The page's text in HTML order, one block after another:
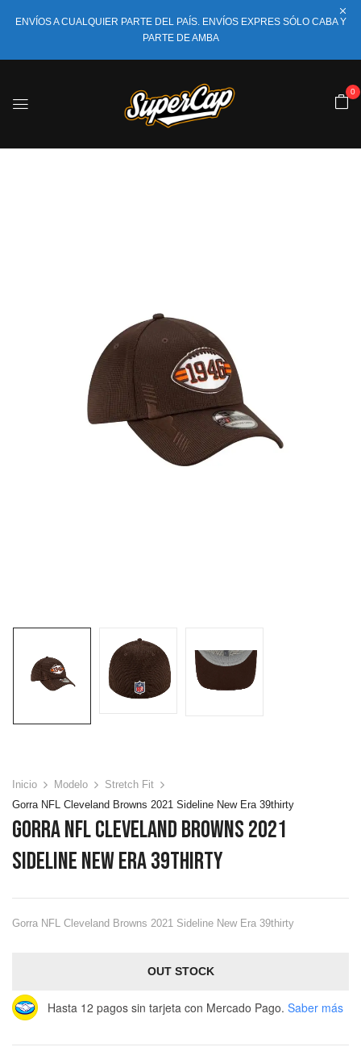
ENVÍOS A CUALQUIER PARTE DEL PAÍS. ENVÍOS EXPRES SÓLO CABA Y
PARTE DE AMBA
0
Inicio Modelo
Stretch Fit
Gorra NFL Cleveland Browns 2021 Sideline New Era 39thirty
Gorra NFL Cleveland Browns 2021
Sideline New Era 39thirty
Gorra NFL Cleveland Browns 2021 Sideline New Era 39thirty
OUT STOCK
Hasta 12 pagos sin tarjeta con Mercado Pago. Saber más